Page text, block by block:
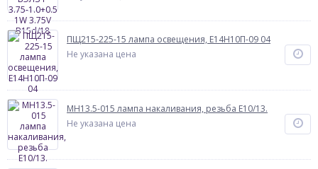
ПЩ215-225-15 лампа освещения, Е14Н10П-09 04
Не указана цена
МН13.5-015 лампа накаливания, резьба Е10/13.
Не указана цена